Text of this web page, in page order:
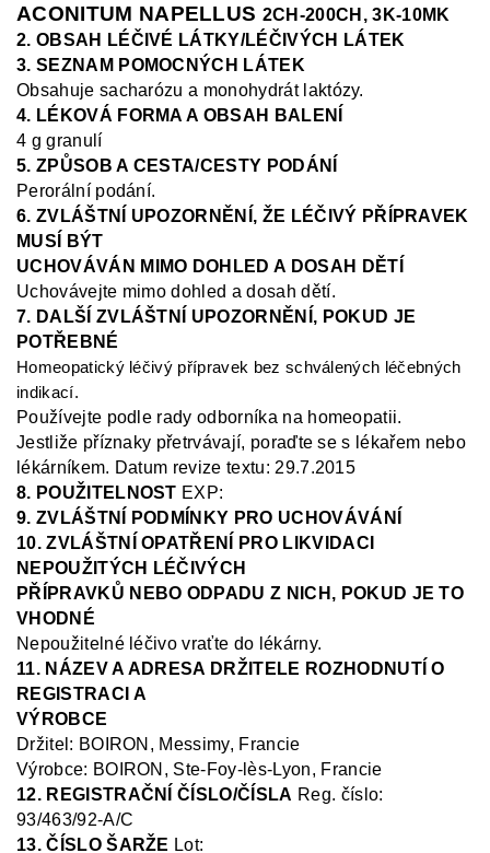
ACONITUM NAPELLUS 2CH-200CH, 3K-10MK
2. OBSAH LÉČIVÉ LÁTKY/LÉČIVÝCH LÁTEK
3. SEZNAM POMOCNÝCH LÁTEK
Obsahuje sacharózu a monohydrát laktózy.
4. LÉKOVÁ FORMA A OBSAH BALENÍ
4 g granulí
5. ZPŮSOB A CESTA/CESTY PODÁNÍ
Perorální podání.
6. ZVLÁŠTNÍ UPOZORNĚNÍ, ŽE LÉČIVÝ PŘÍPRAVEK
MUSÍ BÝT
UCHOVÁVÁN MIMO DOHLED A DOSAH DĚTÍ
Uchovávejte mimo dohled a dosah dětí.
7. DALŠÍ ZVLÁŠTNÍ UPOZORNĚNÍ, POKUD JE
POTŘEBNÉ
Homeopatický léčivý přípravek bez schválených léčebných
indikací.
Používejte podle rady odborníka na homeopatii.
Jestliže příznaky přetrvávají, poraďte se s lékařem nebo
lékárníkem. Datum revize textu: 29.7.2015
8. POUŽITELNOST EXP:
9. ZVLÁŠTNÍ PODMÍNKY PRO UCHOVÁVÁNÍ
10. ZVLÁŠTNÍ OPATŘENÍ PRO LIKVIDACI
NEPOUŽITÝCH LÉČIVÝCH
PŘÍPRAVKŮ NEBO ODPADU Z NICH, POKUD JE TO
VHODNÉ
Nepoužitelné léčivo vraťte do lékárny.
11. NÁZEV A ADRESA DRŽITELE ROZHODNUTÍ O
REGISTRACI A
VÝROBCE
Držitel: BOIRON, Messimy, Francie
Výrobce: BOIRON, Ste-Foy- lès-Lyon, Francie
12. REGISTRAČNÍ ČÍSLO/ČÍSLA Reg. číslo:
93/463/92-A/C
13. ČÍSLO ŠARŽE Lot: